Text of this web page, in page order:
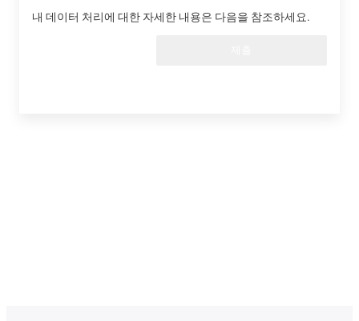
내 데이터 처리에 대한 자세한 내용은 다음을 참조하세요.